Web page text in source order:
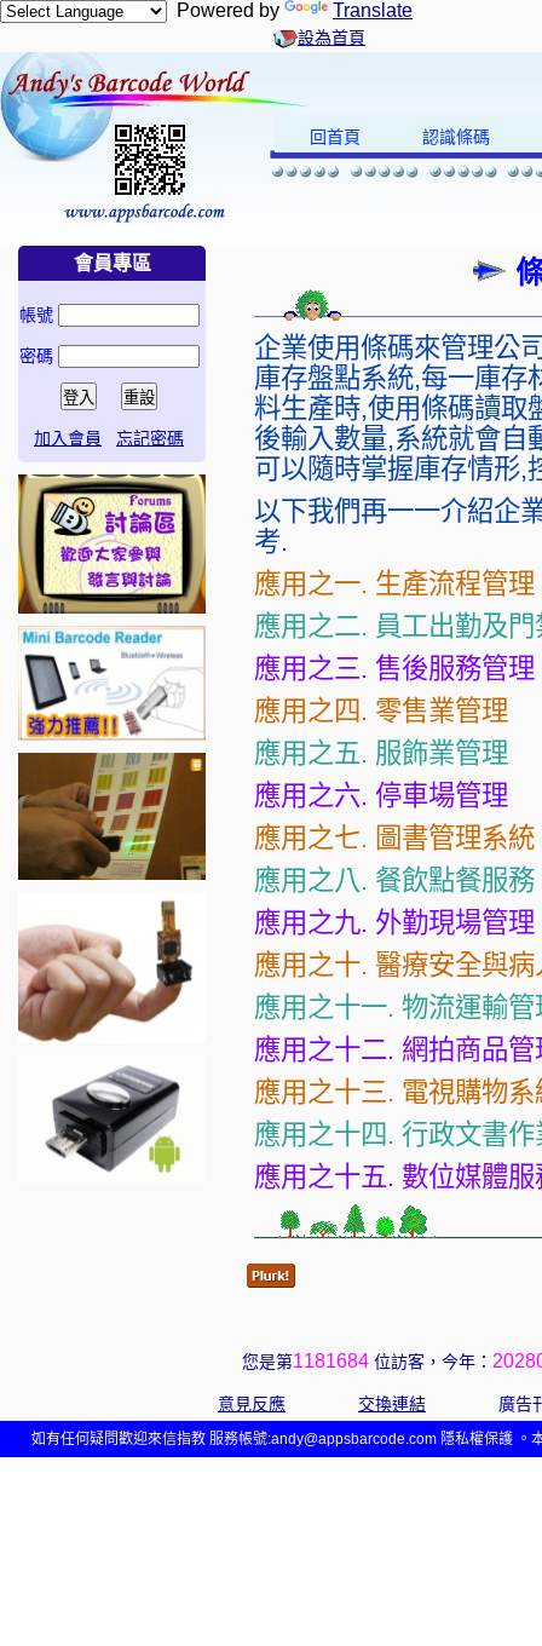
Powered by Translate
設為首頁
回首頁 認識條碼
會員專區
帳號
密碼
加入會員 忘記密碼
企業使用條碼來管理公
庫存盤點系統,每一庫存
料生產時,使用條碼讀取
後輸入數量,系統就會自
可以隨時掌握庫存情形,
以下我們再一一介紹企
考.
應用之一. 生產流程管理
應用之二. 員工出勤及門
應用之三. 售後服務管理
應用之四. 零售業管理
應用之五. 服飾業管理
應用之六. 停車場管理
應用之七. 圖書管理系統
應用之八. 餐飲點餐服務
應用之九. 外勤現場管理
應用之十. 醫療安全與
應用之十一. 物流運輸管
應用之十二. 網拍商品管
應用之十三. 電視購物系
應用之十四. 行政文書作
應用之十五. 數位媒體服
您是第1181684 位訪客，今年：
意見反應 交換連結 廣告
如有任何疑問歡迎來信指教 服務帳號:andy@appsbarcode.com 隱私權保護